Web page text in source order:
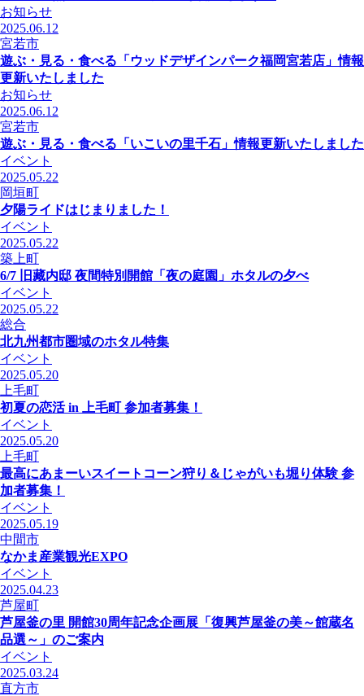
お知らせ
2025.06.12
宮若市
遊ぶ・見る・食べる「ウッドデザインパーク福岡宮若店」情報
更新いたしました
お知らせ
2025.06.12
宮若市
遊ぶ・見る・食べる「いこいの里千石」情報更新いたしました
イベント
2025.05.22
岡垣町
夕陽ライドはじまりました！
イベント
2025.05.22
築上町
6/7 旧藏内邸 夜間特別開館「夜の庭園」ホタルの夕べ
イベント
2025.05.22
総合
北九州都市圏域のホタル特集
イベント
2025.05.20
上毛町
初夏の恋活 in 上毛町 参加者募集！
イベント
2025.05.20
上毛町
最高にあまーいスイートコーン狩り＆じゃがいも堀り体験 参
加者募集！
イベント
2025.05.19
中間市
なかま産業観光EXPO
イベント
2025.04.23
芦屋町
芦屋釜の里 開館30周年記念企画展「復興芦屋釜の美～館蔵名
品選～」のご案内
イベント
2025.03.24
直方市